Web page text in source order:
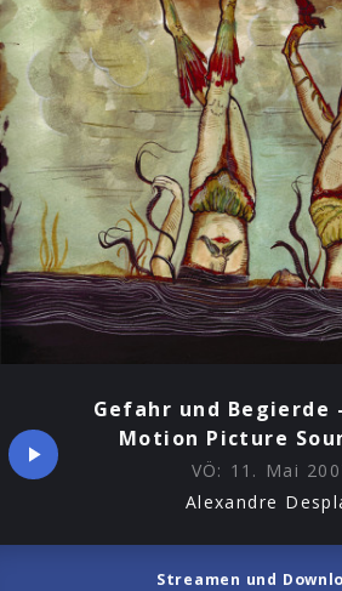
Gefahr und Begierde
Motion Picture
VÖ: 11. Mai
Alexandre
Streamen und